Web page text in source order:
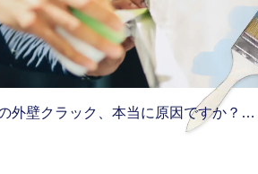
外壁クラック、本当に原因ですか？…